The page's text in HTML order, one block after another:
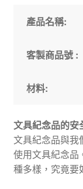
產品名稱:
客製商品號 :
材料:
文具紀念品的安
文具紀念品與我
使用文具紀念品
種多樣，究竟要